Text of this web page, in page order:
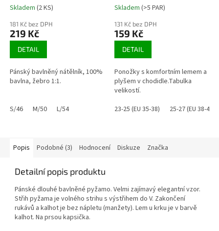
Skladem (2 KS)
181 Kč bez DPH
219 Kč
DETAIL
Pánský bavlněný nátělník, 100%
bavlna, žebro 1:1.
S/46 M/50 L/54
Skladem (>5 PAR)
131 Kč bez DPH
159 Kč
DETAIL
Ponožky s komfortním lemem a
plyšem v chodidle.Tabulka
velikostí.
23-25 (EU 35-38)
25-27 (EU 38-41)
Popis Podobné (3) Hodnocení Diskuze Značka
Detailní popis produktu
Pánské dlouhé bavlněné pyžamo. Velmi zajímavý elegantní vzor.
Střih pyžama je volného strihu s výstřihem do V. Zakončení
rukávů a kalhot je bez nápletu (manžety). Lem u krku je v barvě
kalhot. Na prsou kapsička.